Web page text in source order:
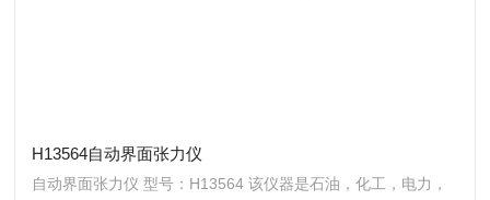
H13564自动界面张力仪
自动界面张力仪 型号：H13564 该仪器是石油，化工，电力，